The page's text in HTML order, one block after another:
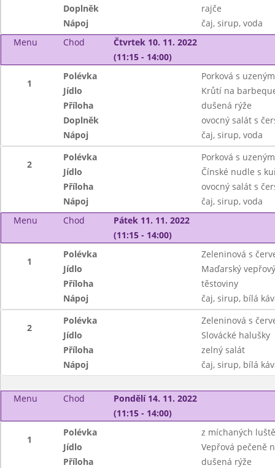
Doplněk
rajče
Nápoj
čaj, sirup, voda
Menu
Chod
Čtvrtek 10. 11. 2022
(11:15 - 14:00)
1
Polévka
Porková s
Jídlo
Krůtí na
Příloha
dušená rýže
Doplněk
ovocný salát s
Nápoj
čaj, sirup, voda
2
Polévka
Porková s
Jídlo
Čínské nudle s
Příloha
ovocný salát s
Nápoj
čaj, sirup, voda
Menu
Chod
Pátek 11. 11. 2022
(11:15 - 14:00)
1
Polévka
Zeleninová s
Jídlo
Maďarský
Příloha
těstoviny
Nápoj
čaj, sirup, bílá
2
Polévka
Zeleninová s
Jídlo
Slovácké halušky
Příloha
zelný salát
Nápoj
čaj, sirup, bílá
Menu Chod
Pondělí 14. 11. 2022
(11:15 - 14:00)
1
Polévka
z míchaných
Jídlo
Vepřová pečeně
Příloha
dušená rýže